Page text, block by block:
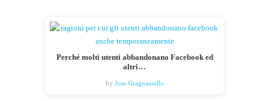
Perché molti utenti abbandonano Facebook ed
altri…
by Jose Gragnaniello